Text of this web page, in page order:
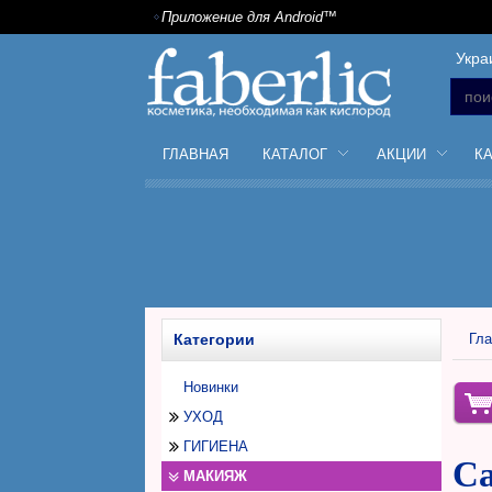
Приложение для Android™
ГЛАВНАЯ КАТАЛОГ АКЦИИ
Категории
Новинки
УХОД
Уход за лицом
Дневной крем
Уход за телом
ГИГИЕНА
Дезодоранты антиперспиранты
МАКИЯЖ